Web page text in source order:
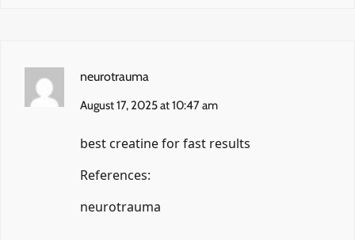
neurotrauma
August 17, 2025 at 10:47 am
best creatine for fast results
References:
neurotrauma